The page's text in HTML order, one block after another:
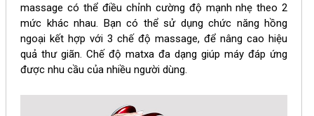
massage có thể điều chỉnh cường độ mạnh nhẹ theo 2
mức khác nhau. Bạn có thể sử dụng chức năng hồng
ngoại kết hợp với 3 chế độ massage, để nâng cao hiệu
quả thư giãn. Chế độ matxa đa dạng giúp máy đáp ứng
được nhu cầu của nhiều người dùng.